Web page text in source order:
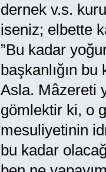
dernek v.s.
iseniz; elbette
”Bu kadar
başkanlığın
Asla. Mâzereti
gömlektir ki, o
mesuliyetinin
bu kadar